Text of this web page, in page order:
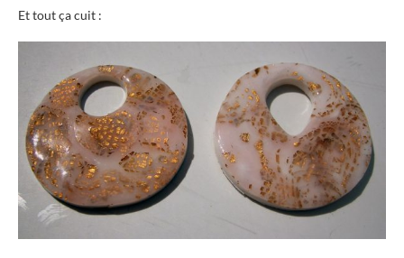
Et tout ça cuit :